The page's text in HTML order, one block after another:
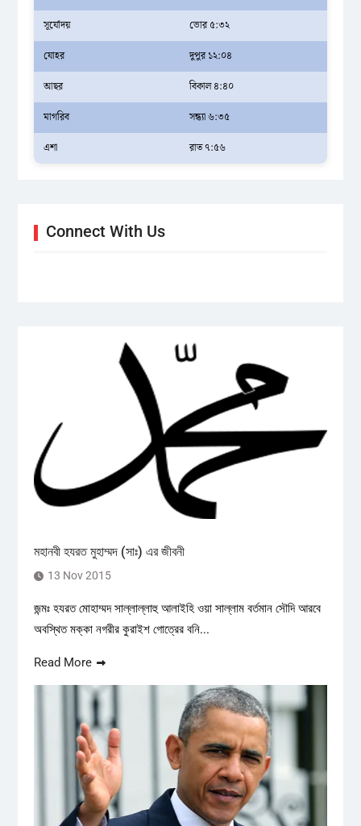
সূর্যোদয়
ভোর ৫:৩২
যোহর
দুপুর ১২:০৪
আছর
বিকাল ৪:৪০
মাগরিব
সন্ধ্যা ৬:৩৫
এশা
রাত ৭:৫৬
Connect With Us
মহানবী হযরত মুহাম্মদ (সাঃ) এর জীবনী
13 Nov 2015
জন্মঃ হযরত মোহাম্মদ সাল্লাল্লাহু আলাইহি ওয়া সাল্লাম বর্তমান সৌদি আরবে
অবস্থিত মক্কা নগরীর কুরাইশ গোত্রের বনি...
Read More